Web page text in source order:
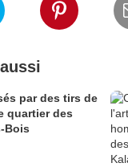
par des tirs de
quartier des
Bois